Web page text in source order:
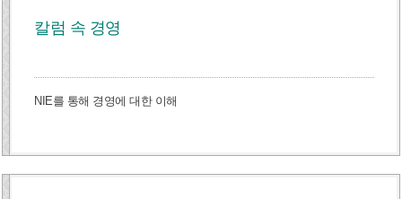
칼럼 속 경영
NIE를 통해 경영에 대한 이해